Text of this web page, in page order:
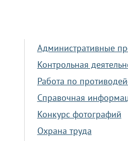
Административные
Контрольная
Работа по
Справочная
Конкурс фотографий
Охрана труда